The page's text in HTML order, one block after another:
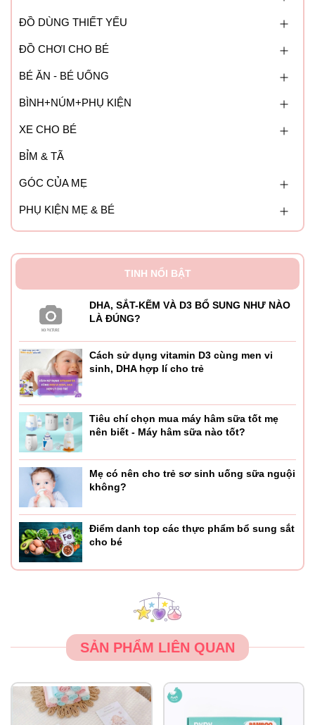
ĐỒ DÙNG THIẾT YẾU
ĐỒ CHƠI CHO BÉ
BÉ ĂN - BÉ UỐNG
BÌNH+NÚM+PHỤ KIỆN
XE CHO BÉ
BỈM & TÃ
GÓC CỦA MẸ
PHỤ KIỆN MẸ & BÉ
TINH NỔI BẬT
DHA, SẮT-KẼM VÀ D3 BỔ SUNG NHƯ NÀO
LÀ ĐÚNG?
Cách sử dụng vitamin D3 cùng men vi
sinh, DHA hợp lí cho trẻ
Tiêu chí chọn mua máy hâm sữa tốt mẹ
nên biết - Máy hâm sữa nào tốt?
Mẹ có nên cho trẻ sơ sinh uống sữa nguội
không?
Điểm danh top các thực phẩm bổ sung sắt
cho bé
SẢN PHẨM LIÊN QUAN